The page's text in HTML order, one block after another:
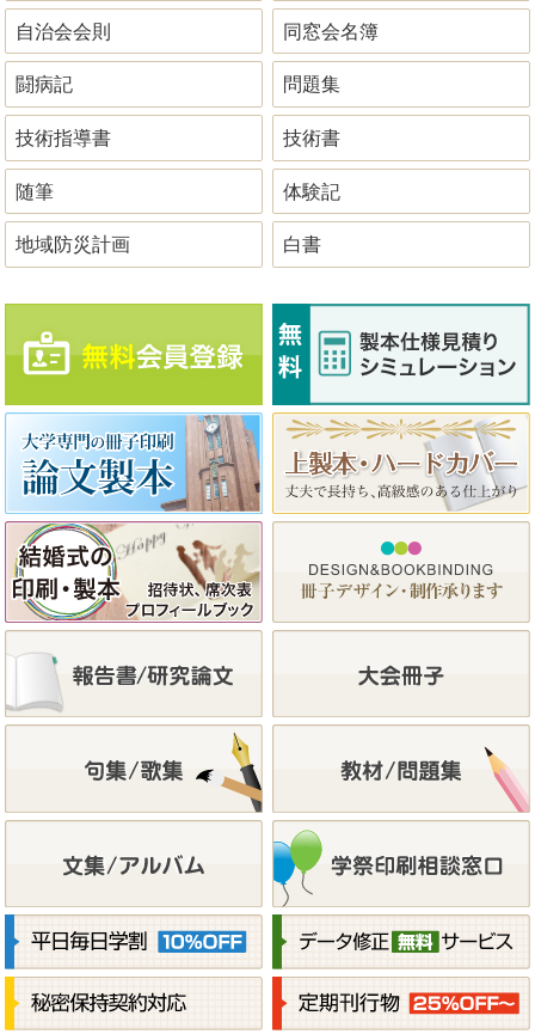
自治会会則 同窓会名簿
闘病記 問題集
技術指導書 技術書
随筆 体験記
地域防災計画 白書